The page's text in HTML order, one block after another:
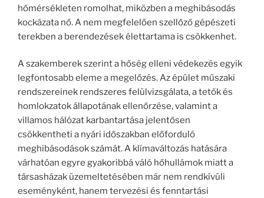
hőmérsékleten romolhat, miközben a meghibásodás
kockázata nő. A nem megfelelően szellőző gépészeti
terekben a berendezések élettartama is csökkenhet.
A szakemberek szerint a hőség elleni védekezés egyik
legfontosabb eleme a megelőzés. Az épület műszaki
rendszereinek rendszeres felülvizsgálata, a tetők és
homlokzatok állapotának ellenőrzése, valamint a
villamos hálózat karbantartása jelentősen
csökkentheti a nyári időszakban előforduló
meghibásodások számát. A klímaváltozás hatására
várhatóan egyre gyakoribbá váló hőhullámok miatt a
társasházak üzemeltetésében már nem rendkívüli
eseményként, hanem tervezési és fenntartási